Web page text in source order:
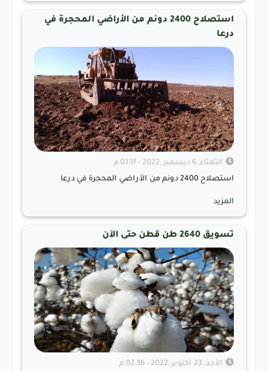
استصلاح 2400 دونم من الأراضي المحجرة في
درعا
الثلاثاء, 6 ديسمبر ,2022 - 01:17 م
استصلاح 2400 دونم من الأراضي المحجرة في درعا
المزيد
تسويق 2640 طن قطن حتى الآن
الأحد, 23 أكتوبر ,2022 - 02:36 م